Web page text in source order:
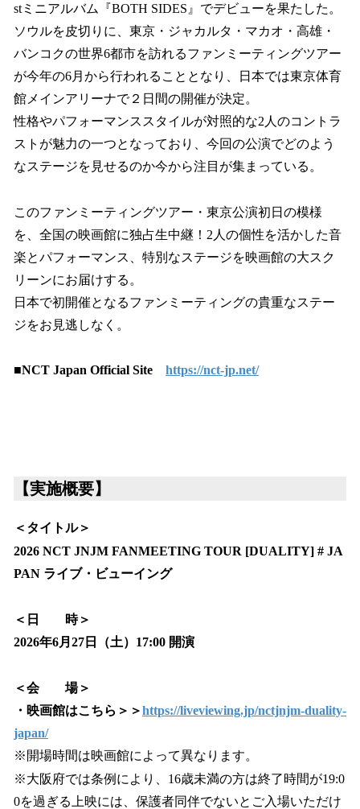
stミニアルバム『BOTH SIDES』でデビューを果たした。
ソウルを皮切りに、東京・ジャカルタ・マカオ・高雄・
バンコクの世界6都市を訪れるファンミーティングツアー
が今年の6月から行われることとなり、日本では東京体育
館メインアリーナで２日間の開催が決定。
性格やパフォーマンススタイルが対照的な2人のコントラ
ストが魅力の一つとなっており、今回の公演でどのよう
なステージを見せるのか今から注目が集まっている。
このファンミーティングツアー・東京公演初日の模様
を、全国の映画館に独占生中継！2人の個性を活かした音
楽とパフォーマンス、特別なステージを映画館の大スク
リーンにお届けする。
日本で初開催となるファンミーティングの貴重なステー
ジをお見逃しなく。
■NCT Japan Official Site https://nct-jp.net/
【実施概要】
＜タイトル＞
2026 NCT JNJM FANMEETING TOUR [DUALITY] # JA
PAN ライブ・ビューイング
＜日 時＞
2026年6月27日（土）17:00 開演
＜会 場＞
・映画館はこちら＞＞https://liveviewing.jp/nctjnjm-duality-
japan/
※開場時間は映画館によって異なります。
※大阪府では条例により、16歳未満の方は終了時間が19:0
0を過ぎる上映には、保護者同伴でないとご入場いただけ